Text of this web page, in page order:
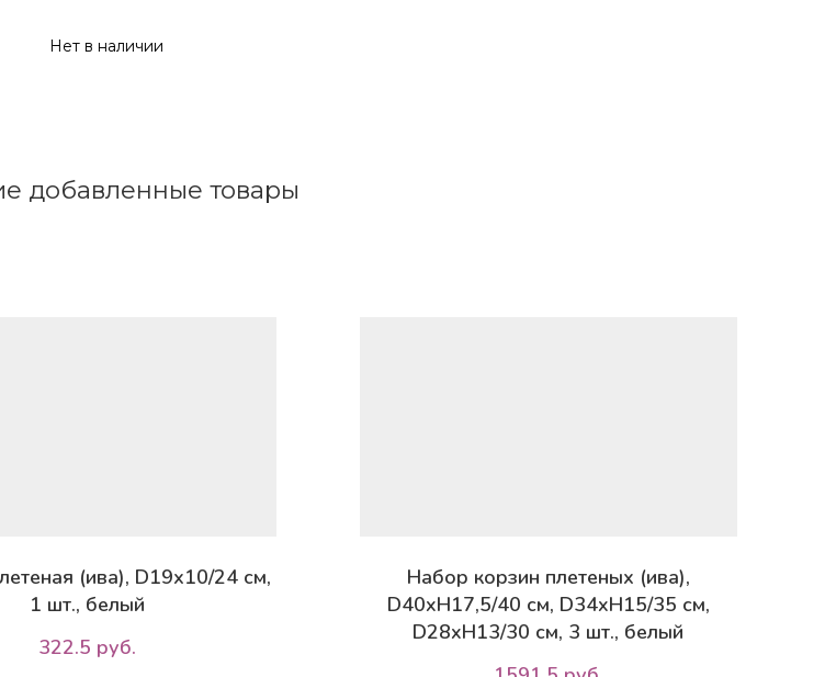
Нет в наличии
добавленные товары
(ива), D19х10/24 см,
1 шт., белый
322.5 руб.
Набор корзин плетеных (ива),
D40xH17,5/40 см, D34xH15/35 см,
D28xH13/30 см, 3 шт., белый